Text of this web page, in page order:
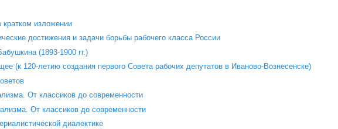
изложении
достижения и задачи борьбы рабочего класса России
(1893-1900 гг.)
(к 120‑летию создания первого Совета рабочих депутатов в Иваново‑Вознесенске)
От классиков до современности
От классиков до современности
диалектике